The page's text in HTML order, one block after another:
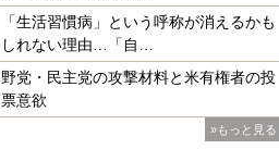
「生活習慣病」という呼称が消えるかも
しれない理由…「自…
野党・民主党の攻撃材料と米有権者の投
票意欲
»もっと見る